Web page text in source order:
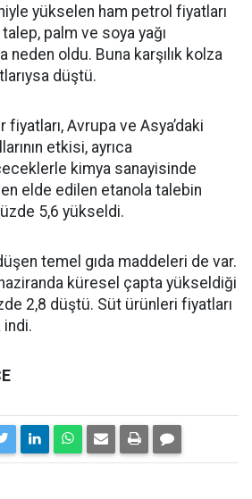
yükselen ham petrol fiyatları
palm ve soya yağı
neden oldu. Buna karşılık kolza
düştü.
fiyatları, Avrupa ve Asya’daki
etkisi, ayrıca
kimya sanayisinde
elde edilen etanola talebin
5,6 yükseldi.
temel gıda maddeleri de var.
küresel çapta yükseldiği
2,8 düştü. Süt ürünleri fiyatları
indi.